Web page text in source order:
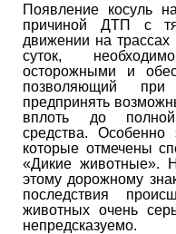
Появление косуль
причиной ДТП с
движении на
суток,
осторожными и
позволяющий при
предпринять
вплоть до полной
средства. Особенно
которые отмечены
«Дикие животные».
этому дорожному
последствия
животных очень
непредсказуемо.